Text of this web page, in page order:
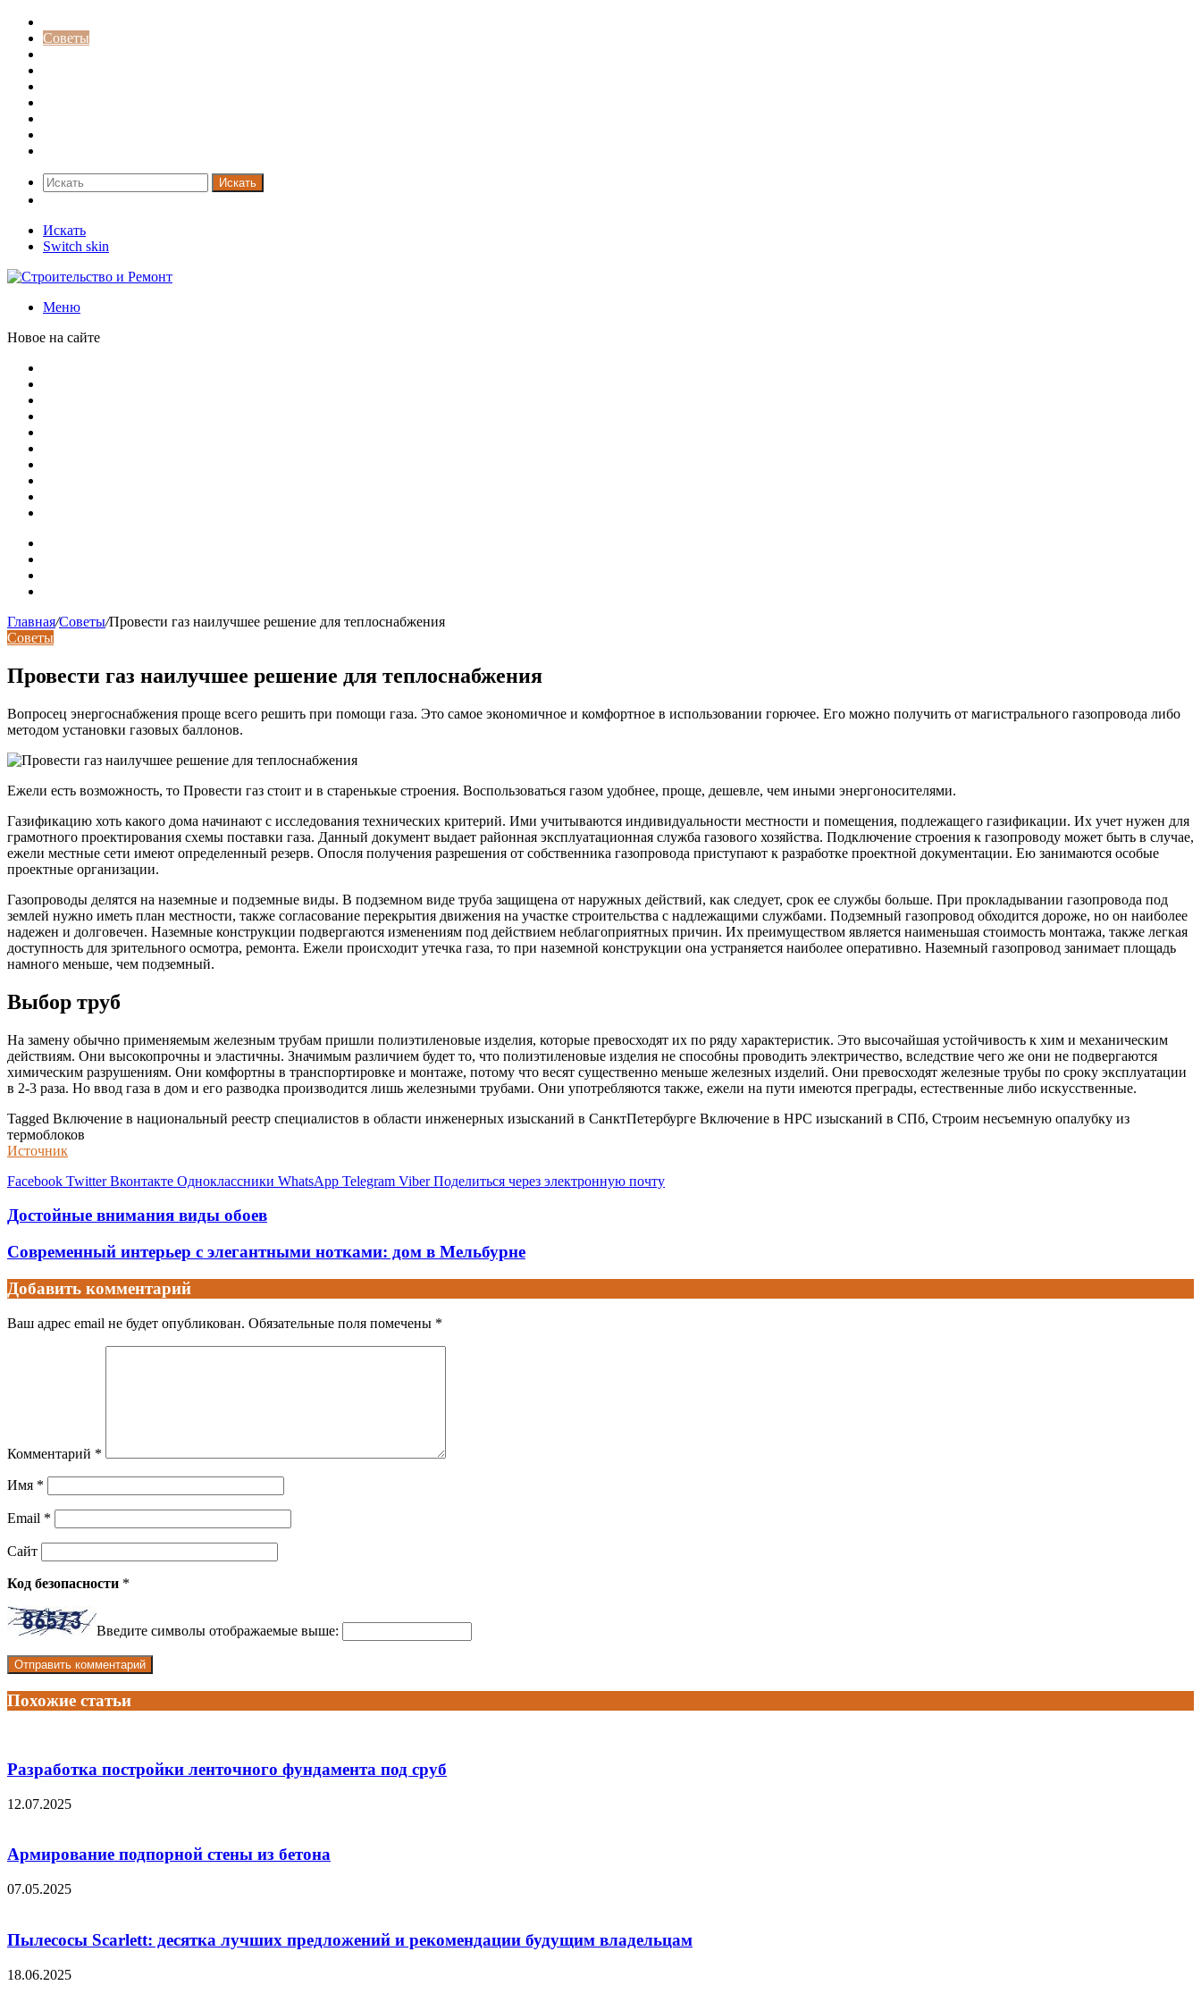
Советы
Искать
Искать
Switch skin
Меню
Новое на сайте
Главная/Советы/Провести газ наилучшее решение для теплоснабжения
Советы
Провести газ наилучшее решение для теплоснабжения
Вопросец энергоснабжения проще всего решить при помощи газа. Это самое экономичное и комфортное в использовании горючее. Его можно получить от магистрального газопровода либо
методом установки газовых баллонов.
Ежели есть возможность, то Провести газ стоит и в старенькые строения. Воспользоваться газом удобнее, проще, дешевле, чем иными энергоносителями.
Газификацию хоть какого дома начинают с исследования технических критерий. Ими учитываются индивидуальности местности и помещения, подлежащего газификации. Их учет нужен для
грамотного проектирования схемы поставки газа. Данный документ выдает районная эксплуатационная служба газового хозяйства. Подключение строения к газопроводу может быть в случае,
ежели местные сети имеют определенный резерв. Опосля получения разрешения от собственника газопровода приступают к разработке проектной документации. Ею занимаются особые
проектные организации.
Газопроводы делятся на наземные и подземные виды. В подземном виде труба защищена от наружных действий, как следует, срок ее службы больше. При прокладывании газопровода под
землей нужно иметь план местности, также согласование перекрытия движения на участке строительства с надлежащими службами. Подземный газопровод обходится дороже, но он наиболее
надежен и долговечен. Наземные конструкции подвергаются изменениям под действием неблагоприятных причин. Их преимуществом является наименьшая стоимость монтажа, также легкая
доступность для зрительного осмотра, ремонта. Ежели происходит утечка газа, то при наземной конструкции она устраняется наиболее оперативно. Наземный газопровод занимает площадь
намного меньше, чем подземный.
Выбор труб
На замену обычно применяемым железным трубам пришли полиэтиленовые изделия, которые превосходят их по ряду характеристик. Это высочайшая устойчивость к хим и механическим
действиям. Они высокопрочны и эластичны. Значимым различием будет то, что полиэтиленовые изделия не способны проводить электричество, вследствие чего же они не подвергаются
химическим разрушениям. Они комфортны в транспортировке и монтаже, потому что весят существенно меньше железных изделий. Они превосходят железные трубы по сроку эксплуатации
в 2-3 раза. Но ввод газа в дом и его разводка производится лишь железными трубами. Они употребляются также, ежели на пути имеются преграды, естественные либо искусственные.
Tagged Включение в национальный реестр специалистов в области инженерных изысканий в СанктПетербурге Включение в НРС изысканий в СПб, Строим несъемную опалубку из
термоблоков
Источник
Facebook Twitter Вконтакте Одноклассники WhatsApp Telegram Viber Поделиться через электронную почту
Достойные внимания виды обоев
Современный интерьер с элегантными нотками: дом в Мельбурне
Добавить комментарий
Ваш адрес email не будет опубликован. Обязательные поля помечены *
Комментарий *
Имя *
Email *
Сайт
Код безопасности *
Введите символы отображаемые выше:
Похожие статьи
Разработка постройки ленточного фундамента под сруб
12.07.2025
Армирование подпорной стены из бетона
07.05.2025
Пылесосы Scarlett: десятка лучших предложений и рекомендации будущим владельцам
18.06.2025